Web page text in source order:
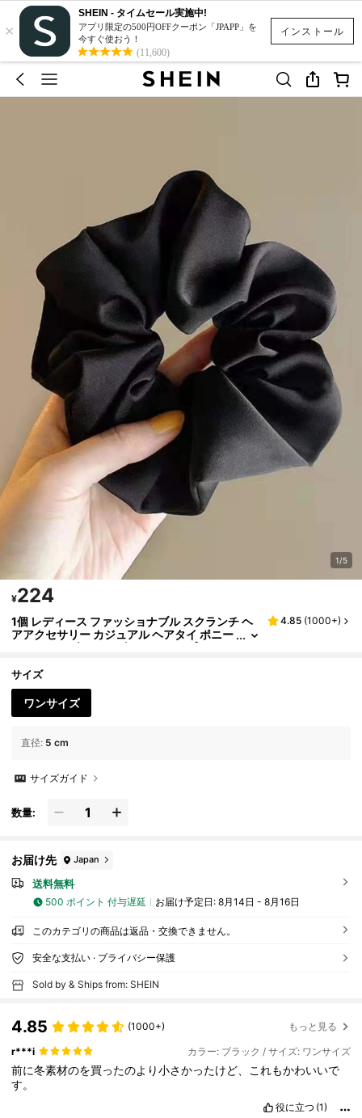
インストール
×
SHEIN - タイムセール実施中!
アプリ限定の500円OFFクーポン「JPAPP」を
今すぐ使おう！
(11,600)
1/5
¥224
1個 レディース ファッショナブル スクランチ ヘ
アアクセサリー カジュアル ヘアタイ ポニー
テールホルダー ヘアゴム ヘアロープ エラス
エラスティックバンド トラベル 誕生日
4.85 (1000+)
サイズ
ワンサイズ
直径: 5 cm
サイズガイド
数量:
お届け先 Japan
送料無料
500 ポイント 付与遅延 お届け予定日: 8月14日 - 8月16日
このカテゴリの商品は返品・交換できません。
安全な支払い · プライバシー保護
Sold by & Ships from: SHEIN
4.85 (1000+) もっと見る
r***i カラー: ブラック / サイズ: ワンサイズ
前に冬素材のを買ったのより小さかったけど、これもかわいいで
す。
役に立つ (1)